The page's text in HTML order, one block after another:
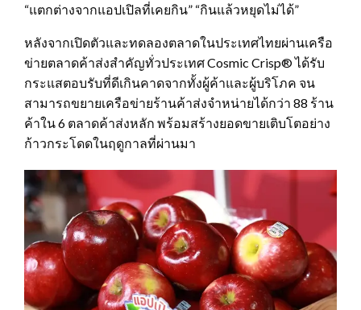
“แตกต่างจากแอปเปิลที่เคยกิน” “กินแล้วหยุดไม่ได้”
หลังจากเปิดตัวและทดลองตลาดในประเทศไทยผ่านเครือ
ข่ายตลาดค้าส่งสำคัญทั่วประเทศ Cosmic Crisp® ได้รับ
กระแสตอบรับที่ดีเกินคาดจากทั้งผู้ค้าและผู้บริโภค จน
สามารถขยายเครือข่ายร้านค้าส่งจำหน่ายได้กว่า 88 ร้าน
ค้าใน 6 ตลาดค้าส่งหลัก พร้อมสร้างยอดขายเติบโตอย่าง
ก้าวกระโดดในฤดูกาลที่ผ่านมา